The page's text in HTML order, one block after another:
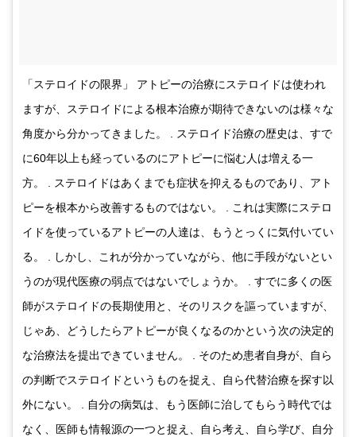
「ステロイドの限界」 アトピーの治療にステロイドは使われ
ますが、ステロイドによる根本治療が期待できないのは様々な
角度から分かってきました。 . ステロイド治療の歴史は、すで
に60年以上も経っているのにアトピーに悩む人は増える一
方。 . ステロイドはあくまでも症状を抑えるものであり、アト
ピーを根本から改善するものではない。 . これは実際にステロ
イドを使っているアトピーの人達は、もうとっくに気付いてい
る。 . しかし、これが分かっていながら、他に手段がないとい
うのが現代医療の弱点ではないでしょうか。 . すでに多くの医
師がステロイドの長期使用と、そのリスクを謳っていますが、
じゃあ、どうしたらアトピーが良くなるのかという次の決定的
な治療法を提出できていません。 . そのため患者自身が、自ら
の判断でステロイドというものを捉え、自ら代替治療を探す以
外にない。 . 自分の病気は、もう医師に治してもらう時代では
なく、医師も情報源の一つと捉え、自ら考え、自ら学び、自分